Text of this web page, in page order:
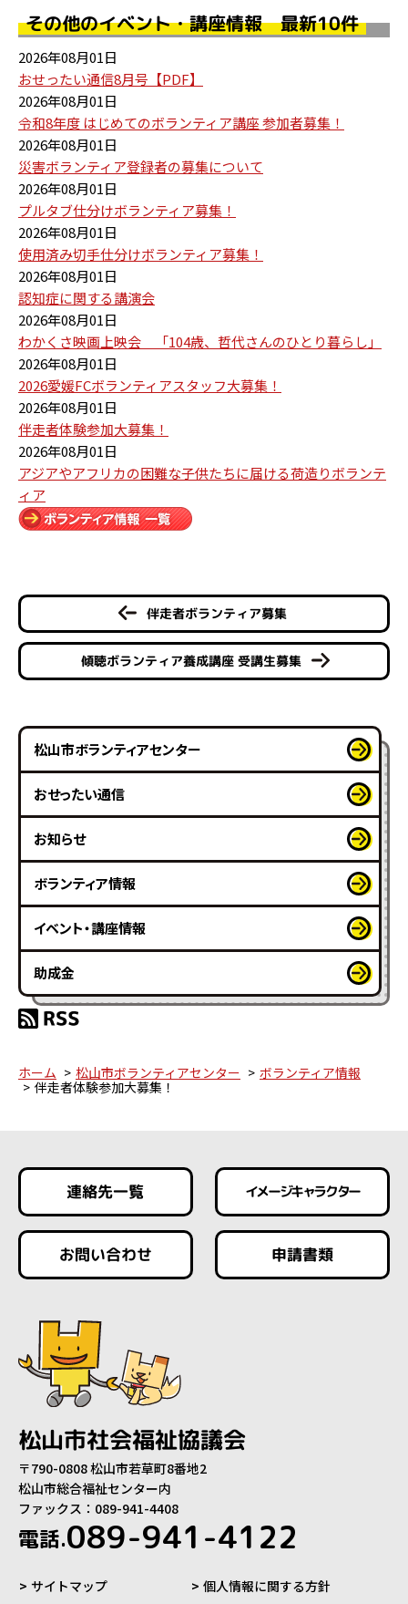
その他のイベント・講座情報 最新10件
2026年08月01日
おせったい通信8月号【PDF】
2026年08月01日
令和8年度 はじめてのボランティア講座 参加者募集！
2026年08月01日
災害ボランティア登録者の募集について
2026年08月01日
プルタブ仕分けボランティア募集！
2026年08月01日
使用済み切手仕分けボランティア募集！
2026年08月01日
認知症に関する講演会
2026年08月01日
わかくさ映画上映会 「104歳、哲代さんのひとり暮らし」
2026年08月01日
2026愛媛FCボランティアスタッフ大募集！
2026年08月01日
伴走者体験参加大募集！
2026年08月01日
アジアやアフリカの困難な子供たちに届ける荷造りボランテ
ィア
伴走者ボランティア募集
傾聴ボランティア養成講座 受講生募集
松山市ボランティアセンター
おせったい通信
お知らせ
ボランティア情報
イベント・講座情報
助成金
ホーム 松山市ボランティアセンター
ボランティア情報
伴走者体験参加大募集！
連絡先一覧 イメージキャラクター
お問い合わせ 申請書類
松山市社会福祉協議会
〒790-0808 松山市若草町8番地2
松山市総合福祉センター内
ファックス：089-941-4408
電話.089-941-4122
サイトマップ 個人情報に関する方針